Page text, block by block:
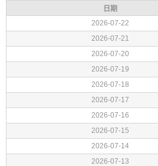
日期
2026-07-22
2026-07-21
2026-07-20
2026-07-19
2026-07-18
2026-07-17
2026-07-16
2026-07-15
2026-07-14
2026-07-13